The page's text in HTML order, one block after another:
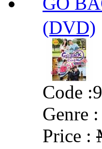
(DVD)
Code :
Genre :
Price :